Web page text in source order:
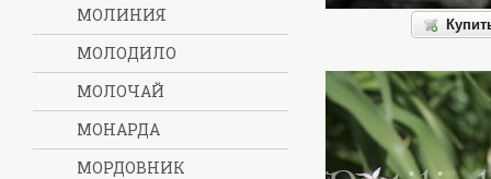
МОЛИНИЯ
МОЛОДИЛО
МОЛОЧАЙ
МОНАРДА
МОРДОВНИК